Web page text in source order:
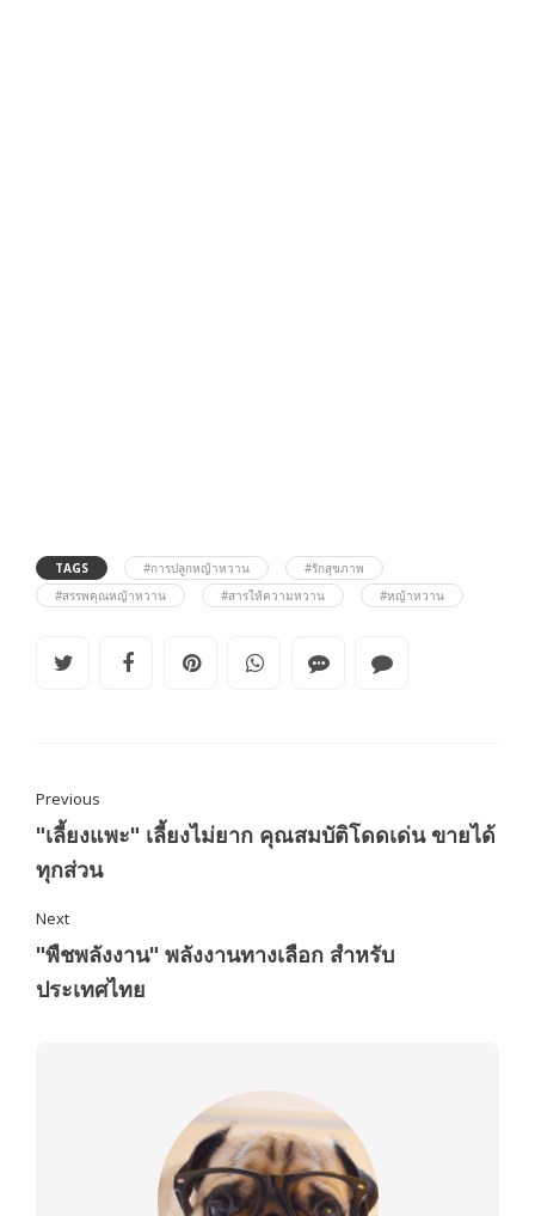
TAGS #การปลูกหญ้าหวาน
#รักสุขภาพ
#สรรพคุณหญ้าหวาน
#สารให้ความหวาน #หญ้าหวาน
Previous
"เลี้ยงแพะ" เลี้ยงไม่ยาก คุณสมบัติโดดเด่น ขายได้
ทุกส่วน
Next
"พืชพลังงาน" พลังงานทางเลือก สำหรับ
ประเทศไทย